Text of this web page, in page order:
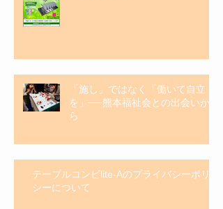
「施し」ではなく「働いて自立
を」──熊本福祉会との出会いか
ら
テーブルコンビlite-Aのプライバシーポリ
シーについて